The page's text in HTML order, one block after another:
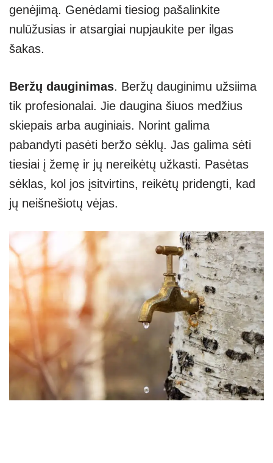
genėjimą. Genėdami tiesiog pašalinkite
nulūžusias ir atsargiai nupjaukite per ilgas
šakas.
Beržų dauginimas. Beržų dauginimu užsiima
tik profesionalai. Jie daugina šiuos medžius
skiepais arba auginiais. Norint galima
pabandyti pasėti beržo sėklų. Jas galima sėti
tiesiai į žemę ir jų nereikėtų užkasti. Pasėtas
sėklas, kol jos įsitvirtins, reikėtų pridengti, kad
jų neišnešiotų vėjas.